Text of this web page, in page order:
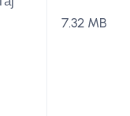
7.32 MB